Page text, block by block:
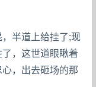
半道上给挂了;现
，这世道眼瞅着
，出去砸场的那